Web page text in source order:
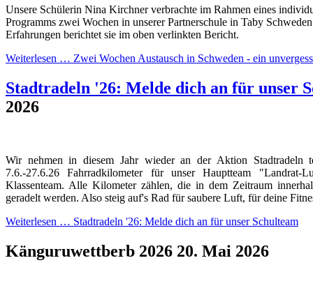
Unsere Schülerin Nina Kirchner verbrachte im Rahmen eines
Programms zwei Wochen in unserer Partnerschule in Taby
Erfahrungen berichtet sie im oben verlinkten Bericht.
Weiterlesen … Zwei Wochen Austausch in Schweden - ein
Stadtradeln '26: Melde dich an für unser
2026
Wir nehmen in diesem Jahr wieder an der Aktion Stadtradeln
7.6.-27.6.26 Fahrradkilometer für unser Hauptteam
Klassenteam. Alle Kilometer zählen, die in dem Zeitraum
geradelt werden. Also steig auf's Rad für saubere Luft, für deine
Weiterlesen … Stadtradeln '26: Melde dich an für unser Schulteam
Känguruwettberb 2026 20. Mai 2026